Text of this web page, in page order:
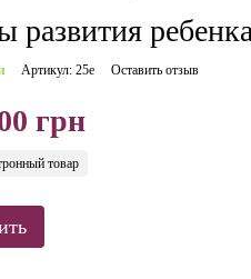
развития
Артикул: 25е Оставить отзыв
грн
товар